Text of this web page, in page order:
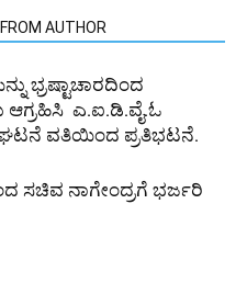
AUTHOR
ಭ್ರಷ್ಟಾಚಾರದಿಂದ
ಆಗ್ರಹಿಸಿ ಎ.ಐ.ಡಿ.ವೈ.ಓ
ವತಿಯಿಂದ ಪ್ರತಿಭಟನೆ.
ಸಚಿವ ನಾಗೇಂದ್ರಗೆ ಭರ್ಜರಿ